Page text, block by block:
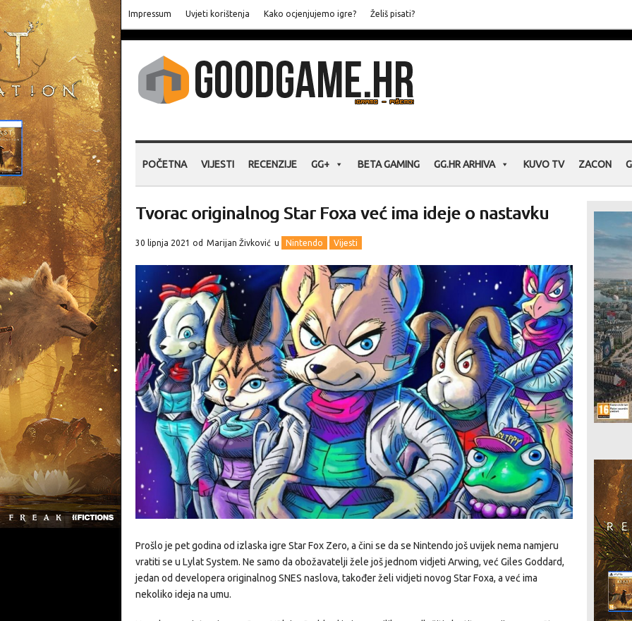
Impressum Uvjeti korištenja Kako ocjenjujemo igre? Želiš pisati?
POČETNA VIJESTI RECENZIJE GG+ BETA GAMING GG.HR ARHIVA KUVO TV ZACON
Tvorac originalnog Star Foxa već ima ideje o nastavku
30 lipnja 2021 od Marijan Živković u Nintendo Vijesti
Prošlo je pet godina od izlaska igre Star Fox Zero, a čini se da se Nintendo još uvijek nema namjeru
vratiti se u Lylat System. Ne samo da obožavatelji žele još jednom vidjeti Arwing, već Giles Goddard,
jedan od developera originalnog SNES naslova, također želi vidjeti novog Star Foxa, a već ima
nekoliko ideja na umu.